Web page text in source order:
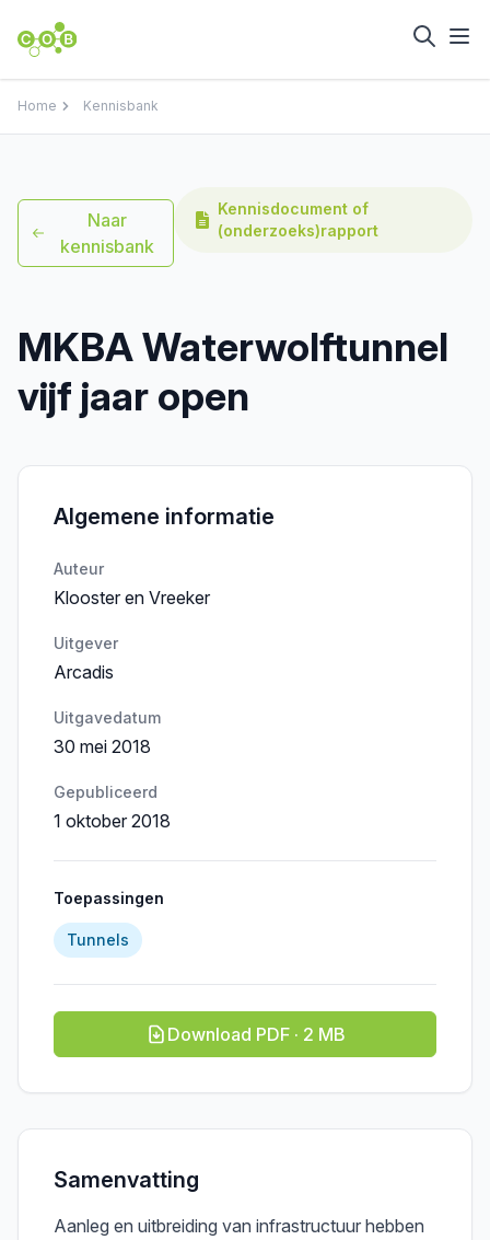
Home Kennisbank
Naar
kennisbank
Kennisdocument of
(onderzoeks)rapport
MKBA Waterwolftunnel
vijf jaar open
Algemene informatie
Auteur
Klooster en Vreeker
Uitgever
Arcadis
Uitgavedatum
30 mei 2018
Gepubliceerd
1 oktober 2018
Toepassingen
Tunnels
Download PDF · 2 MB
Samenvatting
Aanleg en uitbreiding van infrastructuur hebben